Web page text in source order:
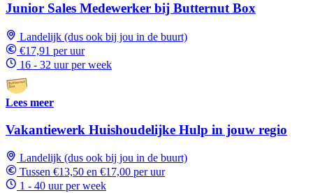
Junior Sales Medewerker bij Butternut Box
Landelijk (dus ook bij jou in de buurt)
€17,91 per uur
16 - 32 uur per week
Lees meer
Vakantiewerk Huishoudelijke Hulp in jouw regio
Landelijk (dus ook bij jou in de buurt)
Tussen €13,50 en €17,00 per uur
1 - 40 uur per week